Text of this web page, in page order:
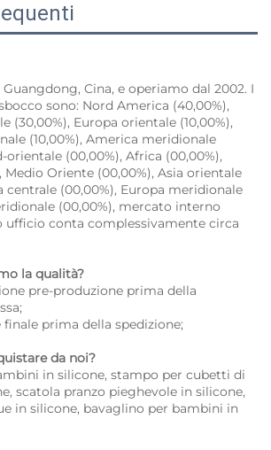
Cina, e operiamo dal 2002. I
sono: Nord America (40,00%),
(30,00%), Europa orientale (10,00%),
(10,00%), America meridionale
orientale (00,00%), Africa (00,00%),
Medio Oriente (00,00%), Asia orientale
centrale (00,00%), Europa meridionale
(00,00%), mercato interno
ufficio conta complessivamente circa
la qualità?
pre-produzione prima della
finale prima della spedizione;
da noi?
in silicone, stampo per cubetti di
scatola pranzo pieghevole in silicone,
in silicone, bavaglino per bambini in